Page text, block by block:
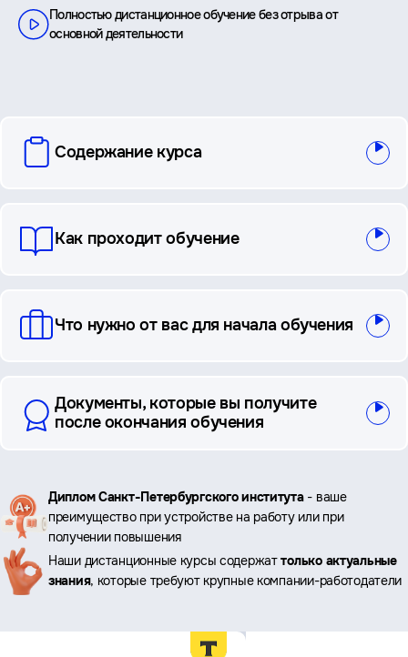
Полностью дистанционное обучение без отрыва от
основной деятельности
вопросы
Содержание курса
Как проходит обучение
Что нужно от вас для начала обучения
Документы, которые вы получите
после окончания обучения
Ключевые
преимущества
Диплом Санкт-Петербургского института- ваше
преимущество при устройстве на работу или при
получении повышения
Наши дистанционные курсы содержаттолько актуальные
знания, которые требуют крупные компании-работодатели